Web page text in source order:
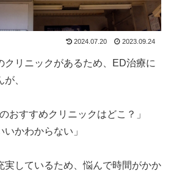
2024.07.20 2023.09.24
クリニックがあるため、ED治療に
、
おすすめクリニックはどこ？」
いかわからない」
実しているため、悩んで時間がかか